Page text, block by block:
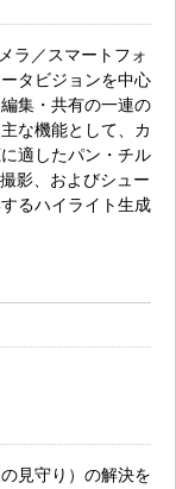
ラ／スマートフォ
タビジョンを中心
集・共有の一連の
な機能として、カ
適したパン・チル
影、およびシュー
るハイライト生成
見守り）の解決を